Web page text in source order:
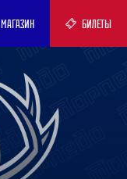
МАГАЗИН БИЛЕТЫ